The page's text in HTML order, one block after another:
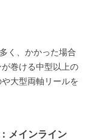
く、かかった場合
巻ける中型以上の
大型両軸リールを
メインライン